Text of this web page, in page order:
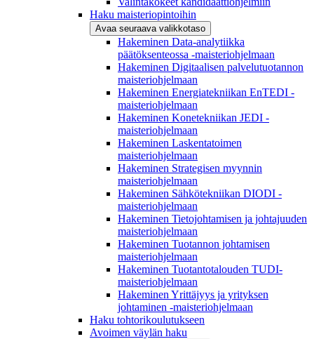
Haku maisteriopintoihin
Avaa seuraava valikkotaso
Hakeminen Data-analytiikka
päätöksenteossa -maisteriohjelmaan
Hakeminen Digitaalisen palvelutuotannon
maisteriohjelmaan
Hakeminen Energiatekniikan EnTEDI -
maisteriohjelmaan
Hakeminen Konetekniikan JEDI -
maisteriohjelmaan
Hakeminen Laskentatoimen
maisteriohjelmaan
Hakeminen Strategisen myynnin
maisteriohjelmaan
Hakeminen Sähkötekniikan DIODI -
maisteriohjelmaan
Hakeminen Tietojohtamisen ja johtajuuden
maisteriohjelmaan
Hakeminen Tuotannon johtamisen
maisteriohjelmaan
Hakeminen Tuotantotalouden TUDI-
maisteriohjelmaan
Hakeminen Yrittäjyys ja yrityksen
johtaminen -maisteriohjelmaan
Haku tohtorikoulutukseen
Avoimen väylän haku